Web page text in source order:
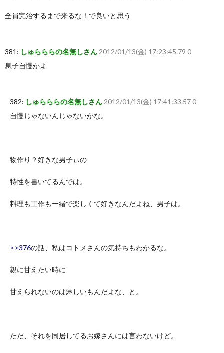
全員完治するまで来るな！で良いと思う
381: しゅらららの名無しさん 2012/01/13(金) 17:23:45.79 0
息子自慢かよ
382: しゅらららの名無しさん 2012/01/13(金) 17:41:33.57 0
自慢じゃないんじゃないかな。
物作り？好きな男子ぃの
特性を書いてるんでは。
料理も工作も一緒で楽しくて好きなんだよね、男子は。
>>376の話、私はコトメさんの気持ちもわかるな。
親に甘えたい時に
甘えられないのは淋しいもんだよな、と。
ただ、それを同居してるお嫁さんには言わないけど。